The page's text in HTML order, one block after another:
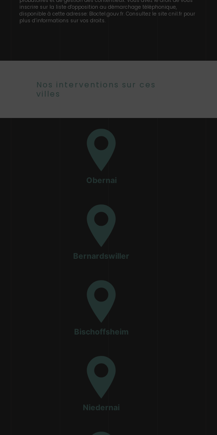
inscrire sur la liste d'opposition au démarchage téléphonique,
disponible à cette adresse: Bloctel.gouv.fr. Consultez le site cnil.fr pour
plus d’informations sur vos droits.
Nos interventions sur ces
villes
Obernai
Bernardswiller
Bischoffsheim
Niedernai